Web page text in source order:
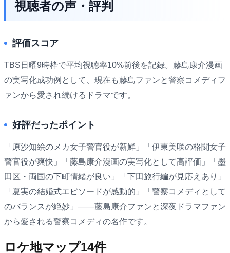
視聴者の声・評判
評価スコア
TBS日曜9時枠で平均視聴率10%前後を記録。藤島康介漫画
の実写化成功例として、現在も藤島ファンと警察コメディフ
ァンから愛され続けるドラマです。
好評だったポイント
「原沙知絵のメカ女子警官役が新鮮」「伊東美咲の格闘女子
警官役が爽快」「藤島康介漫画の実写化として高評価」「墨
田区・両国の下町情緒が良い」「下田旅行編が見応えあり」
「夏実の結婚式エピソードが感動的」「警察コメディとして
のバランスが絶妙」――藤島康介ファンと深夜ドラマファン
から愛される警察コメディの名作です。
ロケ地マップ14件